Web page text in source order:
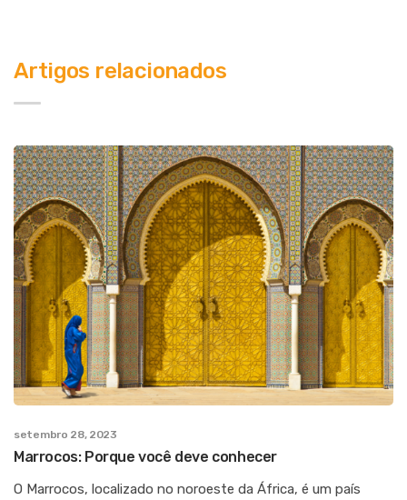
Artigos relacionados
setembro 28, 2023
Marrocos: Porque você deve conhecer
O Marrocos, localizado no noroeste da África, é um país